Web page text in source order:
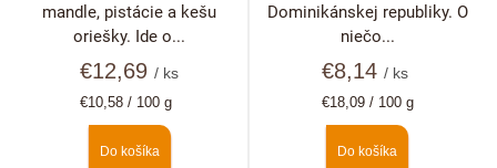
€12,69/ ks
Jednotková
€10,58 / 100 g
Do košíka
mandle, pistácie a kešu
oriešky. Ide o...
€8,14 / ks
Jednotková
€18,09 / 100 g
Do košíka
Dominikánskej republiky. O
niečo...